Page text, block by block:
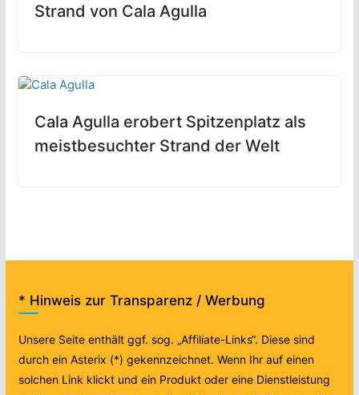
Strand von Cala Agulla
Cala Agulla erobert Spitzenplatz als
meistbesuchter Strand der Welt
* Hinweis zur Transparenz / Werbung
Unsere Seite enthält ggf. sog. „Affiliate-Links“. Diese sind
durch ein Asterix (*) gekennzeichnet. Wenn Ihr auf einen
solchen Link klickt und ein Produkt oder eine Dienstleistung